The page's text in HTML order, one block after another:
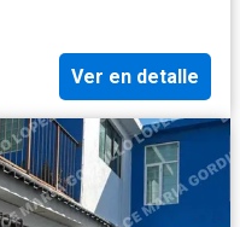
Ver en detalle